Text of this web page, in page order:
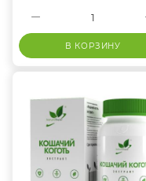
В КОРЗИНУ